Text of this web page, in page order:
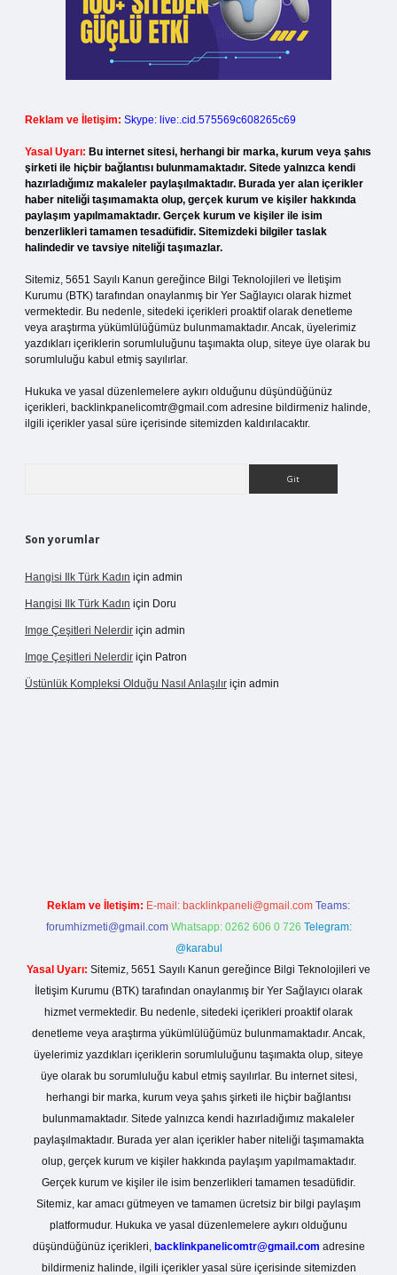
Reklam ve İletişim: Skype: live:.cid.575569c608265c69
Yasal Uyarı: Bu internet sitesi, herhangi bir marka, kurum veya şahıs
şirketi ile hiçbir bağlantısı bulunmamaktadır. Sitede yalnızca kendi
hazırladığımız makaleler paylaşılmaktadır. Burada yer alan içerikler
haber niteliği taşımamakta olup, gerçek kurum ve kişiler hakkında
paylaşım yapılmamaktadır. Gerçek kurum ve kişiler ile isim
benzerlikleri tamamen tesadüfidir. Sitemizdeki bilgiler taslak
halindedir ve tavsiye niteliği taşımazlar.
Sitemiz, 5651 Sayılı Kanun gereğince Bilgi Teknolojileri ve İletişim
Kurumu (BTK) tarafından onaylanmış bir Yer Sağlayıcı olarak hizmet
vermektedir. Bu nedenle, sitedeki içerikleri proaktif olarak denetleme
veya araştırma yükümlülüğümüz bulunmamaktadır. Ancak, üyelerimiz
yazdıkları içeriklerin sorumluluğunu taşımakta olup, siteye üye olarak bu
sorumluluğu kabul etmiş sayılırlar.
Hukuka ve yasal düzenlemelere aykırı olduğunu düşündüğünüz
içerikleri, backlinkpanelicomtr@gmail.com adresine bildirmeniz halinde,
ilgili içerikler yasal süre içerisinde sitemizden kaldırılacaktır.
Son yorumlar
Hangisi Ilk Türk Kadın için admin
Hangisi Ilk Türk Kadın için Doru
Imge Çeşitleri Nelerdir için admin
Imge Çeşitleri Nelerdir için Patron
Üstünlük Kompleksi Olduğu Nasıl Anlaşılır için admin
Reklam ve İletişim: E-mail: backlinkpaneli@gmail.com Teams:
forumhizmeti@gmail.com Whatsapp: 0262 606 0 726 Telegram:
@karabul
Yasal Uyarı: Sitemiz, 5651 Sayılı Kanun gereğince Bilgi Teknolojileri ve
İletişim Kurumu (BTK) tarafından onaylanmış bir Yer Sağlayıcı olarak
hizmet vermektedir. Bu nedenle, sitedeki içerikleri proaktif olarak
denetleme veya araştırma yükümlülüğümüz bulunmamaktadır. Ancak,
üyelerimiz yazdıkları içeriklerin sorumluluğunu taşımakta olup, siteye
üye olarak bu sorumluluğu kabul etmiş sayılırlar. Bu internet sitesi,
herhangi bir marka, kurum veya şahıs şirketi ile hiçbir bağlantısı
bulunmamaktadır. Sitede yalnızca kendi hazırladığımız makaleler
paylaşılmaktadır. Burada yer alan içerikler haber niteliği taşımamakta
olup, gerçek kurum ve kişiler hakkında paylaşım yapılmamaktadır.
Gerçek kurum ve kişiler ile isim benzerlikleri tamamen tesadüfidir.
Sitemiz, kar amacı gütmeyen ve tamamen ücretsiz bir bilgi paylaşım
platformudur. Hukuka ve yasal düzenlemelere aykırı olduğunu
düşündüğünüz içerikleri, backlinkpanelicomtr@gmail.com adresine
bildirmeniz halinde, ilgili içerikler yasal süre içerisinde sitemizden